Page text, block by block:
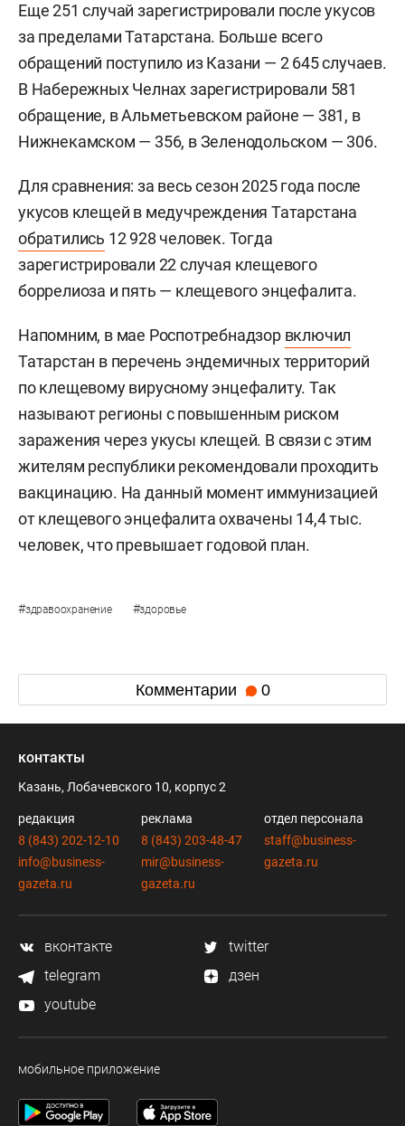
Еще 251 случай зарегистрировали после укусов
за пределами Татарстана. Больше всего
обращений поступило из Казани — 2 645 случаев.
В Набережных Челнах зарегистрировали 581
обращение, в Альметьевском районе — 381, в
Нижнекамском — 356, в Зеленодольском — 306.
Для сравнения: за весь сезон 2025 года после
укусов клещей в медучреждения Татарстана
обратились 12 928 человек. Тогда
зарегистрировали 22 случая клещевого
боррелиоза и пять — клещевого энцефалита.
Напомним, в мае Роспотребнадзор включил
Татарстан в перечень эндемичных территорий
по клещевому вирусному энцефалиту. Так
называют регионы с повышенным риском
заражения через укусы клещей. В связи с этим
жителям республики рекомендовали проходить
вакцинацию. На данный момент иммунизацией
от клещевого энцефалита охвачены 14,4 тыс.
человек, что превышает годовой план.
#здравоохранение #здоровье
Комментарии 0
контакты
Казань, Лобачевского 10, корпус 2
редакция
8 (843) 202-12-10
info@business-
gazeta.ru
реклама
8 (843) 203-48-47
mir@business-
gazeta.ru
отдел персонала
staff@business-
gazeta.ru
вконтакте
twitter
telegram
дзен
youtube
мобильное приложение